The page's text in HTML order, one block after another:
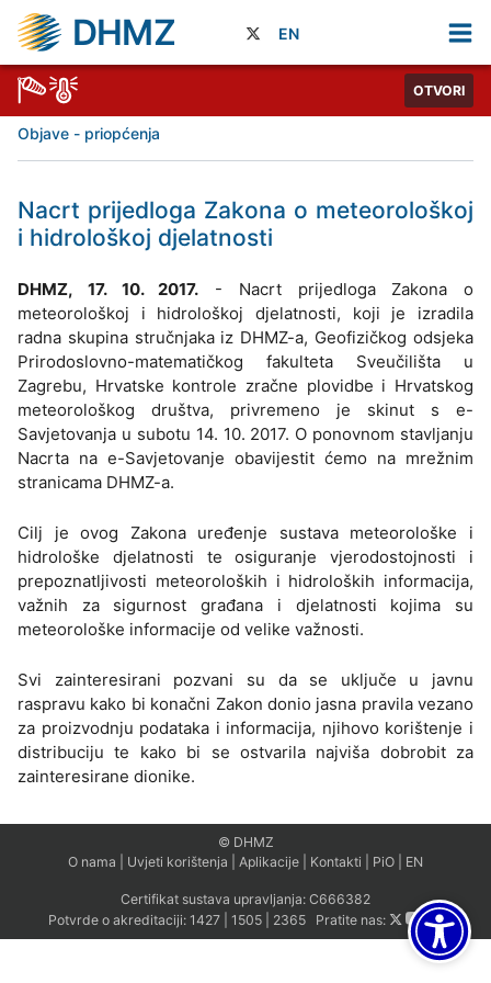
DHMZ EN
OTVORI
Objave - priopćenja
Nacrt prijedloga Zakona o meteorološkoj
i hidrološkoj djelatnosti
DHMZ, 17. 10. 2017. - Nacrt prijedloga Zakona o
meteorološkoj i hidrološkoj djelatnosti, koji je izradila
radna skupina stručnjaka iz DHMZ-a, Geofizičkog odsjeka
Prirodoslovno-matematičkog fakulteta Sveučilišta u
Zagrebu, Hrvatske kontrole zračne plovidbe i Hrvatskog
meteorološkog društva, privremeno je skinut s e-
Savjetovanja u subotu 14. 10. 2017. O ponovnom stavljanju
Nacrta na e-Savjetovanje obavijestit ćemo na mrežnim
stranicama DHMZ-a.
Cilj je ovog Zakona uređenje sustava meteorološke i
hidrološke djelatnosti te osiguranje vjerodostojnosti i
prepoznatljivosti meteoroloških i hidroloških informacija,
važnih za sigurnost građana i djelatnosti kojima su
meteorološke informacije od velike važnosti.
Svi zainteresirani pozvani su da se uključe u javnu
raspravu kako bi konačni Zakon donio jasna pravila vezano
za proizvodnju podataka i informacija, njihovo korištenje i
distribuciju te kako bi se ostvarila najviša dobrobit za
zainteresirane dionike.
© DHMZ
O nama
Uvjeti korištenja Aplikacije Kontakti PiO EN
Certifikat sustava upravljanja: C666382
Potvrde o akreditaciji: 1427| 1505| 2365Pratite nas: